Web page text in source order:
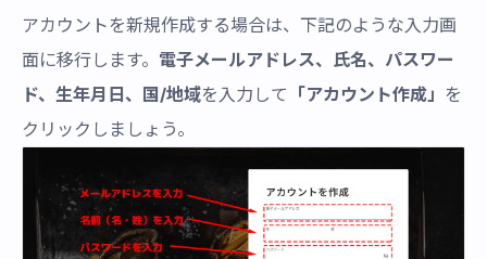
アカウントを新規作成する場合は、下記のような入力画
面に移行します。 電子メールアドレス、氏名、パスワー
ド、生年月日、国/地域を入力して 「アカウント作成」 を
クリックしましょう。